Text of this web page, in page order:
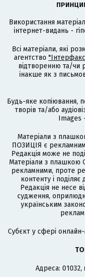
Використання
інтернет-видань -
Всі матеріали, які
агентство
відтворенню та/чи
інакше як з
Будь-яке копіювання,
творів та/або
Images
Матеріали з
ПОЗИЦІЯ є
Редакція може не
Матеріали з
рекламними, проте
контенту і
Редакція не несе
судження,
українським
Cубєкт у сфері
Адреса: 01032,